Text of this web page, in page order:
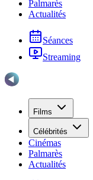
Palmarès
Actualités
Séances
Streaming
Films
Célébrités
Cinémas
Palmarès
Actualités